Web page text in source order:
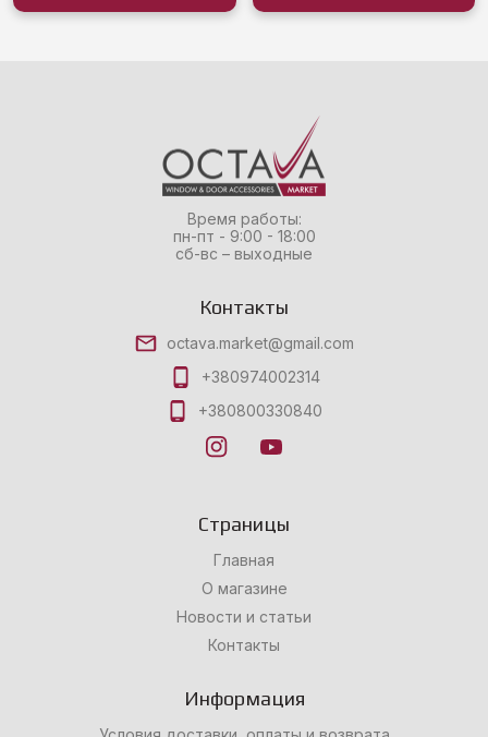
Время работы:
пн-пт - 9:00 - 18:00
сб-вс – выходные
Контакты
octava.market@gmail.com
+380974002314
+380800330840
Страницы
Главная
О магазине
Новости и статьи
Контакты
Информация